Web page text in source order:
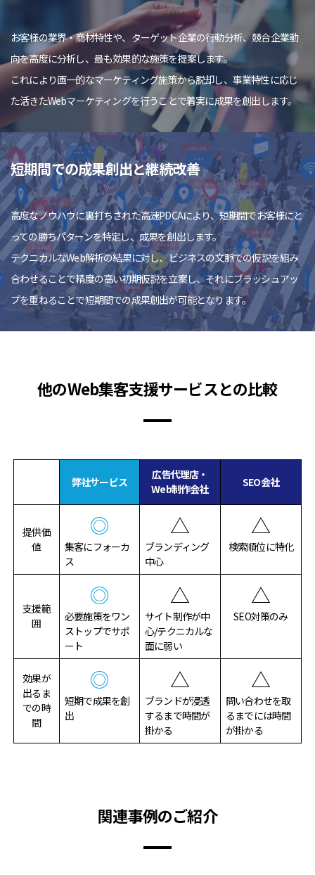
お客様の業界・商材特性や、ターゲット企業の行動分析、競合企業動
向を高度に分析し、最も効果的な施策を提案します。
これにより画一的なマーケティング施策から脱却し、事業特性に応じ
た活きたWebマーケティングを行うことで着実に成果を創出します。
短期間での成果創出と継続改善
高度なノウハウに裏打ちされた高速PDCAにより、短期間でお客様にと
っての勝ちパターンを特定し、成果を創出します。
テクニカルなWeb解析の結果に対し、ビジネスの文脈での仮説を組み
合わせることで精度の高い初期仮説を立案し、それにブラッシュアッ
プを重ねることで短期間での成果創出が可能となります。
他のWeb集客支援サービスとの比較
弊社サービス
広告代理店・
Web制作会社
SEO会社
提供価
値
◎
集客にフォーカ
ス
△
ブランディング
中心
△
検索順位に特化
支援範
囲
◎
必要施策をワン
ストップでサポ
ート
△
サイト制作が中
心/テクニカルな
面に弱い
△
SEO対策のみ
効果が
出るま
での時
間
◎
短期で成果を創
出
△
ブランドが浸透
するまで時間が
掛かる
△
問い合わせを取
るまでには時間
が掛かる
関連事例のご紹介